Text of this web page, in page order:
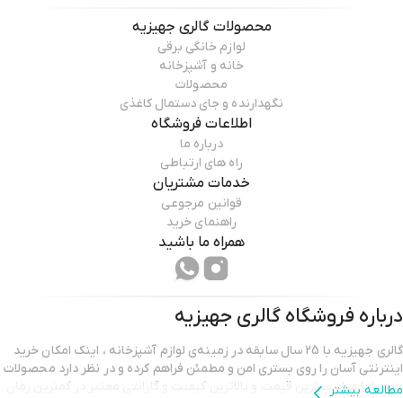
محصولاتگالری جهیزیه
لوازم خانگی برقی
خانه و آشپزخانه
محصولات
نگهدارنده و جای دستمال کاغذی
اطلاعات فروشگاه
درباره ما
راه های ارتباطی
خدمات مشتریان
قوانین مرجوعی
راهنمای خرید
همراه ما باشید
درباره فروشگاه گالری جهیزیه
گالری جهیزیه با 25 سال سابقه در زمینه‌ی لوازم آشپزخانه ، اینک امکان خرید
اینترنتی آسان را روی بستری امن و مطمئن فراهم کرده و در نظر دارد محصولات
خود را با مناسب‌ترین قیمت و بالاترین کیفیت و گارانتی معتبر در کمترین زمان
مطالعه بیشتر